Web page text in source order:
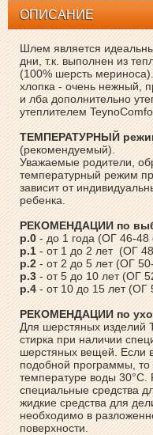
ОПИСАНИЕ
Шлем является
дни, т.к. выполнен из
(100% шерсть
хлопка - очень нежный,
и лба дополнительно
утеплителем
ТЕМПЕРАТУРНЫЙ
(рекомендуемый).
Уважаемые родители,
температурный режим
зависит от
ребенка.
РЕКОМЕНДАЦИИ по
р.0- до 1 года (ОГ 46-48
р.1- от 1 до 2 лет (ОГ
р.2- от 2 до 5 лет (ОГ
р.3- от 5 до 10 лет (ОГ
р.4- от 10 до 15 лет (ОГ
РЕКОМЕНДАЦИИ по
Для шерстяных изделий
стирка при наличии
шерстяных вещей. Если
подобной программы, то
температуре воды 30°С.
специальные средства
жидкие средства для
необходимо в
поверхности.